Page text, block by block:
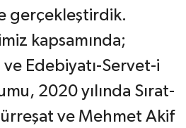
gerçekleştirdik.
kapsamında;
ve Edebiyatı-Servet-i
2020 yılında Sırat-
ve Mehmet Akif